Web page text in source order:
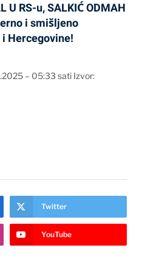
U RS-u, SALKIĆ ODMAH
i smišljeno
Hercegovine!
– 05:33 sati Izvor:
Twitter
YouTube